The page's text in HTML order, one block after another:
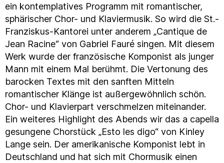
ein kontemplatives Programm mit romantischer,
sphärischer Chor- und Klaviermusik. So wird die St.-
Franziskus-Kantorei unter anderem „Cantique de
Jean Racine“ von Gabriel Fauré singen. Mit diesem
Werk wurde der französische Komponist als junger
Mann mit einem Mal berühmt. Die Vertonung des
barocken Textes mit den sanften Mitteln
romantischer Klänge ist außergewöhnlich schön.
Chor- und Klavierpart verschmelzen miteinander.
Ein weiteres Highlight des Abends wir das a capella
gesungene Chorstück „Esto les digo“ von Kinley
Lange sein. Der amerikanische Komponist lebt in
Deutschland und hat sich mit Chormusik einen